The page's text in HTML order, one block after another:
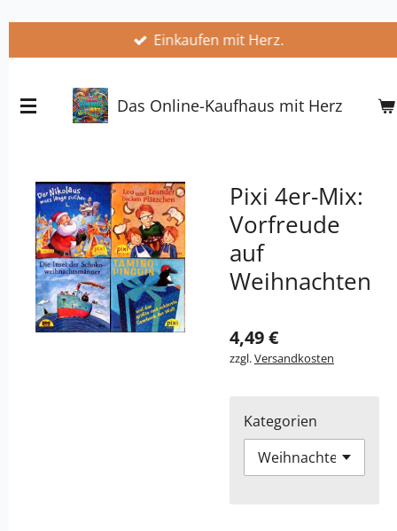
springen
Einkaufen mit Herz.
Das Online-Kaufhaus mit Herz
Pixi 4er-Mix:
Vorfreude
auf
Weihnachten
4,49 €
zzgl.Versandkosten
Kategorien